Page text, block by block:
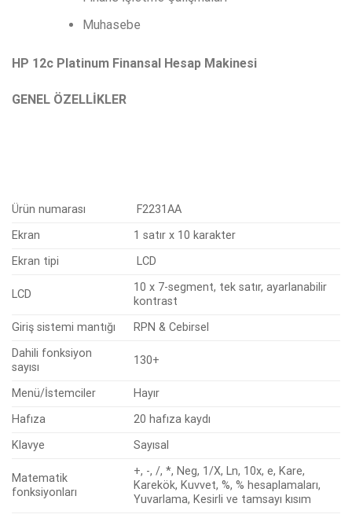
Muhasebe
HP 12c Platinum Finansal Hesap Makinesi
GENEL ÖZELLİKLER
Ürün numarası
F2231AA
Ekran
1 satır x 10 karakter
Ekran tipi
LCD
LCD
10 x 7-segment, tek satır, ayarlanabilir
kontrast
Giriş sistemi mantığı
RPN & Cebirsel
Dahili fonksiyon
sayısı
130+
Menü/İstemciler
Hayır
Hafıza
20 hafıza kaydı
Klavye
Sayısal
Matematik
fonksiyonları
+, -, /, *, Neg, 1/X, Ln, 10x, e, Kare,
Karekök, Kuvvet, %, % hesaplamaları,
Yuvarlama, Kesirli ve tamsayı kısım